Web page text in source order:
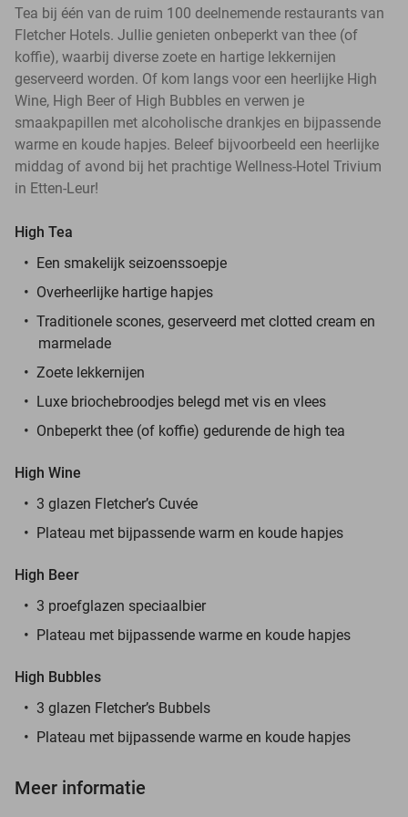
Tea bij één van de ruim 100 deelnemende restaurants van
Fletcher Hotels. Jullie genieten onbeperkt van thee (of
koffie), waarbij diverse zoete en hartige lekkernijen
geserveerd worden. Of kom langs voor een heerlijke High
Wine, High Beer of High Bubbles en verwen je
smaakpapillen met alcoholische drankjes en bijpassende
warme en koude hapjes. Beleef bijvoorbeeld een heerlijke
middag of avond bij het prachtige Wellness-Hotel Trivium
in Etten-Leur!
High Tea
Een smakelijk seizoenssoepje
Overheerlijke hartige hapjes
Traditionele scones, geserveerd met clotted cream en
marmelade
Zoete lekkernijen
Luxe briochebroodjes belegd met vis en vlees
Onbeperkt thee (of koffie) gedurende de high tea
High Wine
3 glazen Fletcher’s Cuvée
Plateau met bijpassende warm en koude hapjes
High Beer
3 proefglazen speciaalbier
Plateau met bijpassende warme en koude hapjes
High Bubbles
3 glazen Fletcher’s Bubbels
Plateau met bijpassende warme en koude hapjes
Meer informatie